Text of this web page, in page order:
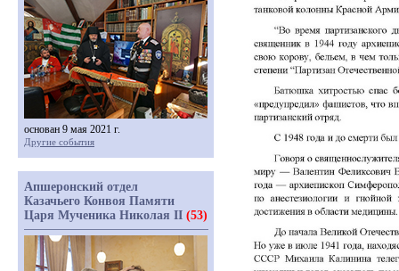
основан 9 мая 2021 г.
Другие события
Апшеронский отдел
Казачьего Конвоя Памяти
Царя Мученика Николая II (53)